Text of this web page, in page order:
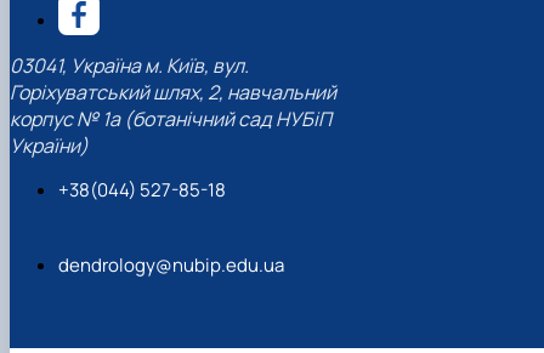
03041, Україна м. Київ, вул.
Горіхуватський шлях, 2, навчальний
корпус № 1а (ботанічний сад НУБіП
України)
+38(044) 527-85-18
dendrology@nubip.edu.ua